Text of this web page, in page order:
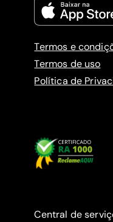
Termos e
Termos de uso
Política de
Central de